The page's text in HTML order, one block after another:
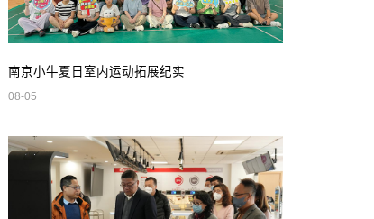
南京小牛夏日室内运动拓展纪实
08-05